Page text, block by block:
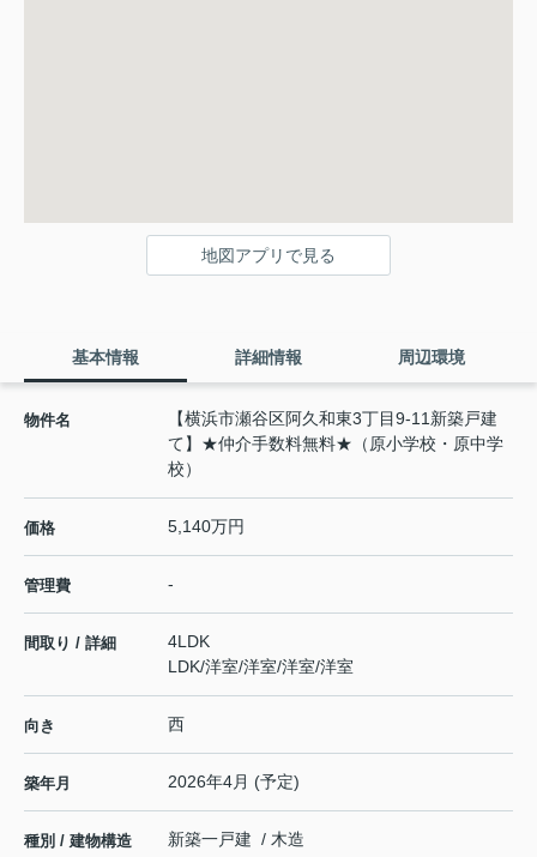
地図アプリで見る
基本情報 詳細情報 周辺環境
物件名
【横浜市瀬谷区阿久和東3丁目9-11新築戸建
て】★仲介手数料無料★（原小学校・原中学
校）
価格 5,140万円
管理費 -
間取り / 詳細
4LDK
LDK/洋室/洋室/洋室/洋室
向き 西
築年月 2026年4月 (予定)
種別 / 建物構造 新築一戸建 / 木造